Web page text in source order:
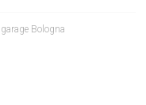
Bologna